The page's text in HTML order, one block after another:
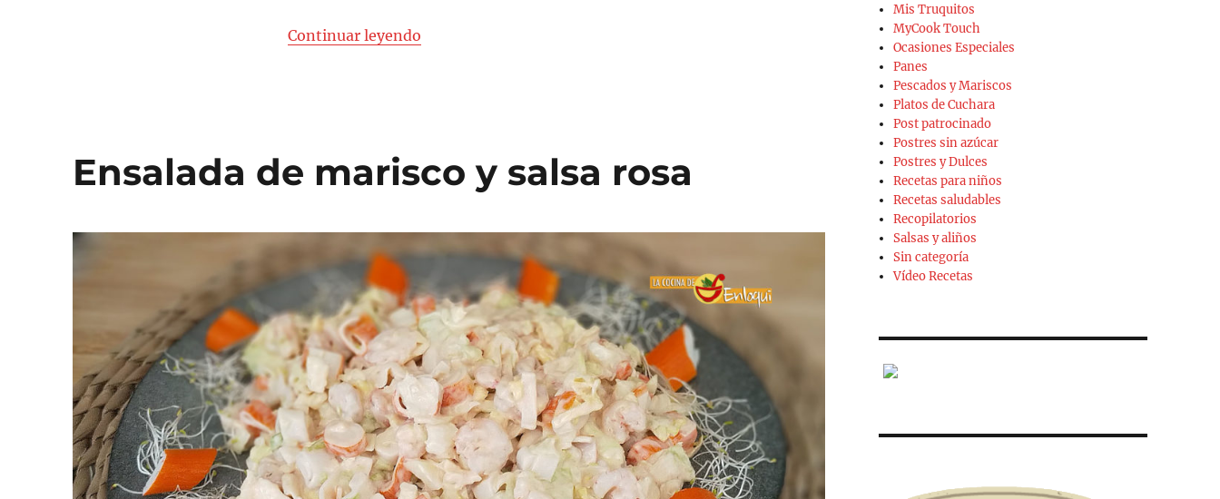
Continuar leyendo«Fideos de arroz salteados con pollo y verdura»
Ensalada de marisco y salsa rosa
Mis Truquitos
MyCook Touch
Ocasiones Especiales
Panes
Pescados y Mariscos
Platos de Cuchara
Post patrocinado
Postres sin azúcar
Postres y Dulces
Recetas para niños
Recetas saludables
Recopilatorios
Salsas y aliños
Sin categoría
Vídeo Recetas